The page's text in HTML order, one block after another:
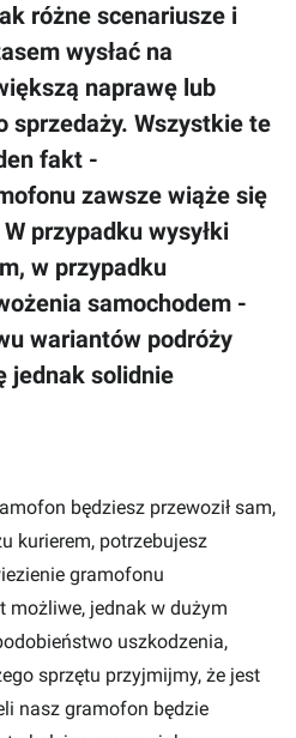
różne scenariusze i
wysłać na
naprawę lub
sprzedaży. Wszystkie te
fakt -
zawsze wiąże się
przypadku wysyłki
w przypadku
samochodem -
wariantów podróży
jednak solidnie
będziesz przewoził sam,
kurierem, potrzebujesz
gramofonu
możliwe, jednak w dużym
uszkodzenia,
sprzętu przyjmijmy, że jest
nasz gramofon będzie